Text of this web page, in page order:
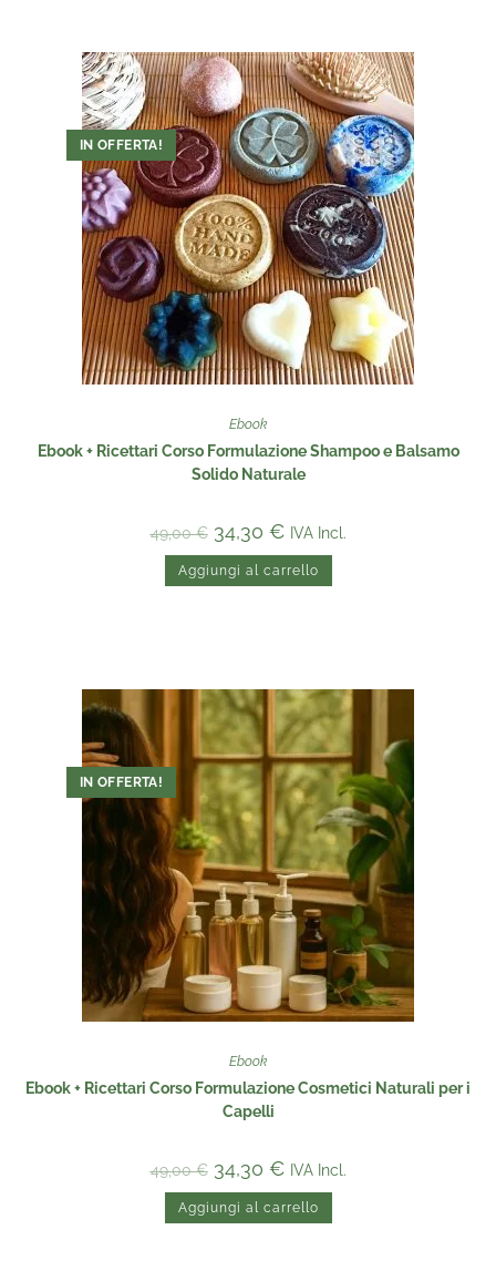
IN OFFERTA!
Ebook
Ebook + Ricettari Corso Formulazione Shampoo e Balsamo
Solido Naturale
49,00€ 34,30 € IVA Incl.
Aggiungi al carrello
IN OFFERTA!
Ebook
Ebook + Ricettari Corso Formulazione Cosmetici Naturali per i
Capelli
49,00€ 34,30 € IVA Incl.
Aggiungi al carrello